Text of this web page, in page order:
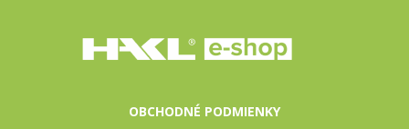
OBCHODNÉ PODMIENKY